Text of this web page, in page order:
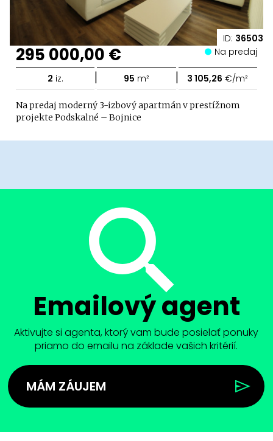
ID: 36503
295 000,00 € Na predaj
2 iz. | 95 m² | 3 105,26 €/m²
Na predaj moderný 3-izbový apartmán v prestížnom
projekte Podskalné – Bojnice
Emailový agent
Aktivujte si agenta, ktorý vam bude posielať ponuky
priamo do emailu na základe vašich kritérií.
MÁM ZÁUJEM